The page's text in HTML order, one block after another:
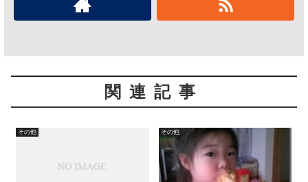
関連記事
その他 その他